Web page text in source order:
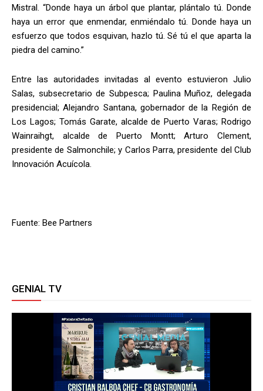
Mistral. “Donde haya un árbol que plantar, plántalo tú. Donde
haya un error que enmendar, enmiéndalo tú. Donde haya un
esfuerzo que todos esquivan, hazlo tú. Sé tú el que aparta la
piedra del camino.”
Entre las autoridades invitadas al evento estuvieron Julio
Salas, subsecretario de Subpesca; Paulina Muñoz, delegada
presidencial; Alejandro Santana, gobernador de la Región de
Los Lagos; Tomás Garate, alcalde de Puerto Varas; Rodrigo
Wainraihgt, alcalde de Puerto Montt; Arturo Clement,
presidente de Salmonchile; y Carlos Parra, presidente del Club
Innovación Acuícola.
Fuente: Bee Partners
GENIAL TV